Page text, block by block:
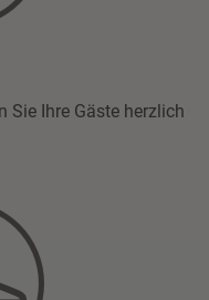
Sie Ihre Gäste herzlich